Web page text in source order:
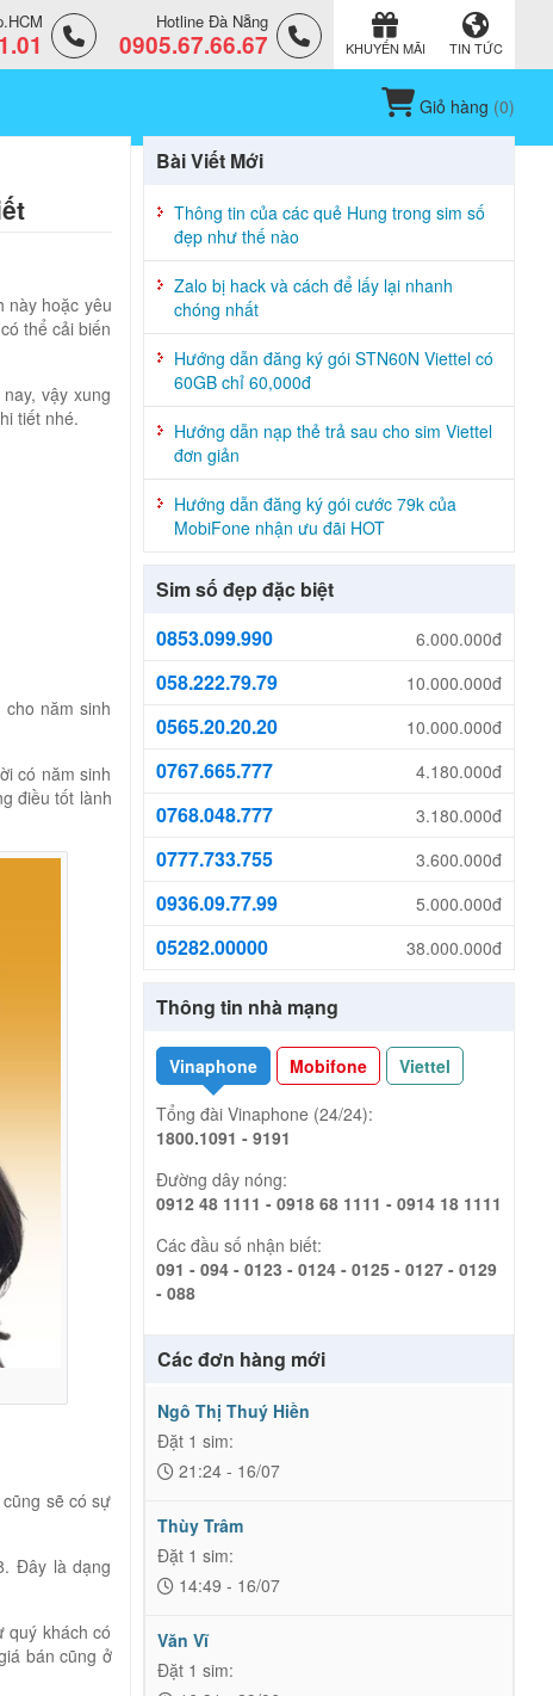
Hotline Đà Nẵng
0905.67.66.67 KHUYẾN MÃI TIN TỨC
Giỏ hàng (0)
này hoặc yêu
thể cải biến
vậy xung
tiết nhé.
năm sinh
có năm sinh
điều tốt lành
sẽ có sự
Đây là dạng
quý khách có
bán cũng ở
Bài Viết Mới
Thông tin của các quẻ Hung trong sim số
đẹp như thế nào
Zalo bị hack và cách để lấy lại nhanh
chóng nhất
Hướng dẫn đăng ký gói STN60N Viettel có
60GB chỉ 60,000đ
Hướng dẫn nạp thẻ trả sau cho sim Viettel
đơn giản
Hướng dẫn đăng ký gói cước 79k của
MobiFone nhận ưu đãi HOT
Sim số đẹp đặc biệt
0853.099.990
6.000.000đ
058.222.79.79 10.000.000đ
0565.20.20.20 10.000.000đ
0767.665.777 4.180.000đ
0768.048.777 3.180.000đ
0777.733.755 3.600.000đ
0936.09.77.99 5.000.000đ
05282.00000 38.000.000đ
Thông tin nhà mạng
Vinaphone Mobifone
Viettel
Tổng đài Vinaphone (24/24):
1800.1091 - 9191
Đường dây nóng:
0912 48 1111 - 0918 68 1111 - 0914 18 1111
Các đầu số nhận biết:
091 - 094 - 0123 - 0124 - 0125 - 0127 - 0129
- 088
Các đơn hàng mới
Ngô Thị Thuý Hiền
Đặt 1 sim:
21:24 - 16/07
Thùy Trâm
Đặt 1 sim:
14:49 - 16/07
Văn Vĩ
Đặt 1 sim: